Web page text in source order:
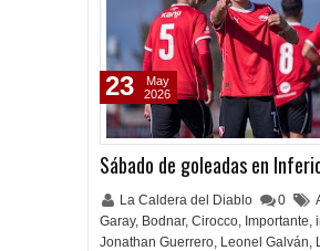
Sábado de goleadas en
La Caldera del Diablo 0
Garay, Bodnar, Cirocco, Importante,
Jonathan Guerrero, Leonel Galván,
23
May
2026